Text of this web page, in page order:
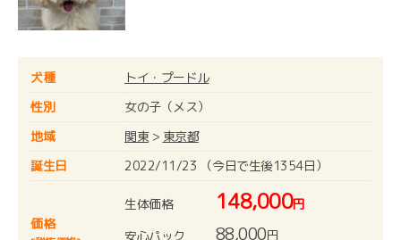
犬種
トイ・プードル
性別
女の子（メス）
地域
関東> 東京都
誕生日
2022/11/23 （今日で生後1354日）
価格
生体価格 148,000円
安心パック
88,000円